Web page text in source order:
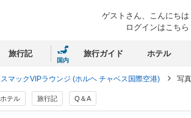
ゲストさん、 こんにちは
ログインはこちら
旅行記
国内
旅行ガイド ホテル
スマックVIPラウンジ (ホルヘ チャベス国際空港) 写真
ホテル 旅行記 Q＆A